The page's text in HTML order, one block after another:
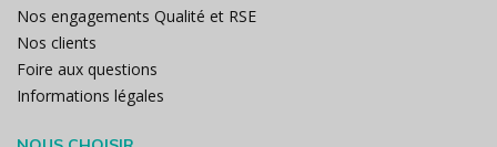
Nos engagements Qualité et RSE
Nos clients
Foire aux questions
Informations légales